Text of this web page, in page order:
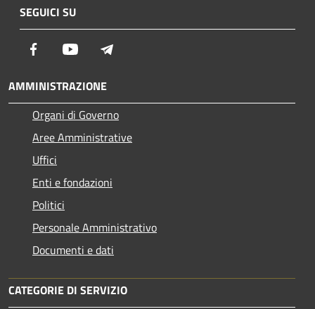
SEGUICI SU
Facebook Youtube
AMMINISTRAZIONE
Organi di Governo
Aree Amministrative
Uffici
Enti e fondazioni
Politici
Personale Amministrativo
Documenti e dati
CATEGORIE DI SERVIZIO